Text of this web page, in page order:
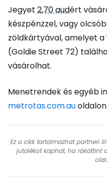
Jegyet 2,70 audért
készpénzzel, vagy
zöldkártyával, amelyet
(Goldie Street 72)
vásárolhat.
Menetrendek és egyéb
metrotas.com.au
Ez a cikk tartalmazhat partneri
jutalékot kaphat, ha rákattint